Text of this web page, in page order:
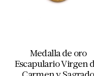
Medalla de oro
Escapulario Virgen